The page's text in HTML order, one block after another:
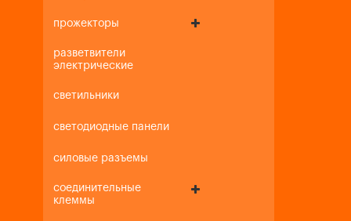
прожекторы
разветвители
электрические
светильники
светодиодные панели
силовые разъемы
соединительные
клеммы